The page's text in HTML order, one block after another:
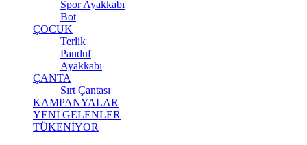
Spor Ayakkabı
Bot
ÇOCUK
Terlik
Panduf
Ayakkabı
ÇANTA
Sırt Çantası
KAMPANYALAR
YENİ GELENLER
TÜKENİYOR